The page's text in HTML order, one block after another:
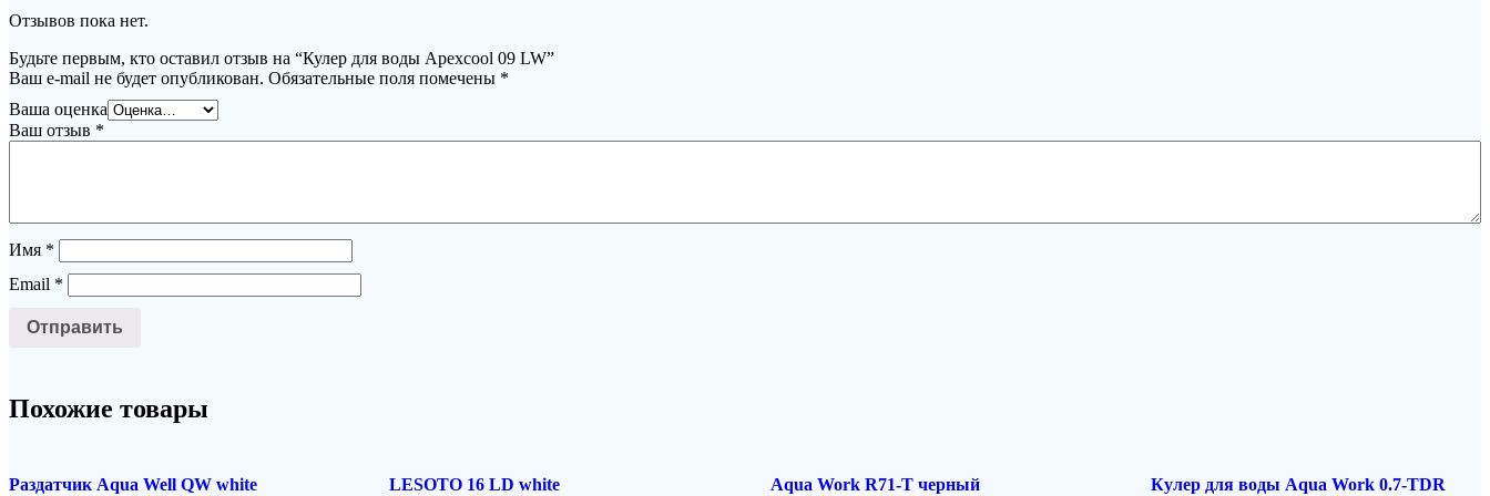
Отзывов пока нет.
Будьте первым, кто оставил отзыв на “Кулер для воды Apexcool 09 LW”
Ваш e-mail не будет опубликован. Обязательные поля помечены *
Ваша оценка
Ваш отзыв *
Имя *
Email *
Похожие товары
Раздатчик Aqua Well QW white LESOTO 16 LD white Aqua Work R71-T черный Кулер для воды Aqua Work 0.7-TDR